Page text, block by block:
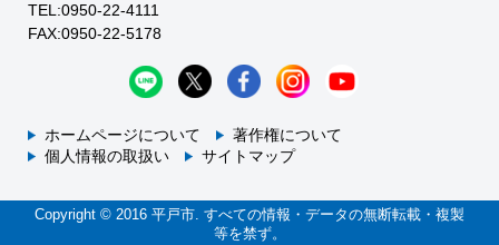
TEL:0950-22-4111
FAX:0950-22-5178
ホームページについて
著作権について
個人情報の取扱い
サイトマップ
Copyright © 2016 平戸市. すべての情報・データの無断転載・複製
等を禁ず。